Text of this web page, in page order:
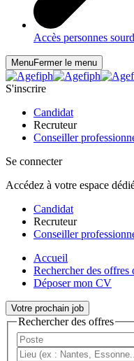
Accès personnes
MenuFermer le menu
S'inscrire
Candidat
Recruteur
Conseiller
Se connecter
Accédez à votre espace
Candidat
Recruteur
Conseiller
Accueil
Rechercher des offres
Déposer mon CV
Votre prochain job
Rechercher des offres